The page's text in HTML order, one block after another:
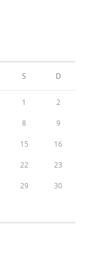
S D
1 2
8 9
15 16
22 23
29 30